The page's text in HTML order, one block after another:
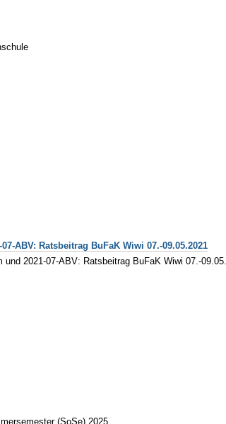
ABV: Ratsbeitrag BuFaK Wiwi 07.-09.05.2021
2021-07-ABV: Ratsbeitrag BuFaK Wiwi 07.-
(SoSe) 2025